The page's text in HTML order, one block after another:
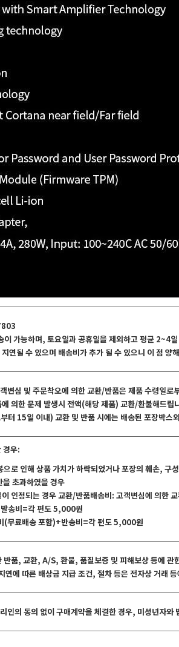
이 가능하며, 토요일과 공휴일을 제외하고 평균 2~4
연될 수 있으며 배송비가 추가 될 수 있으니 이 점 양
변심 및 주문착오에 의한 교환/반품은 제품 수령일로
의한 문제 발생시 전액(해당 제품) 교환/환불해드립
터 15일 이내) 교환 및 반품 시에는 배송된 포장박스
경우:
으로 인해 상품 가치가 하락되었거나 포장의 훼손, 구
초과하였을 경우
인정되는 경우 교환/반품배송비: 고객변심에 의한
송비=각 편도 5,000원
(무료배송 포함)+반송비=각 편도 5,000원
반품, 교환, A/S, 환불, 품질보증 및 피해보상 등에 관
연에 따른 배상금 지급 조건, 절차 등은 전자상 거래
인의 동의 없이 구매계약을 체결한 경우, 미성년자와